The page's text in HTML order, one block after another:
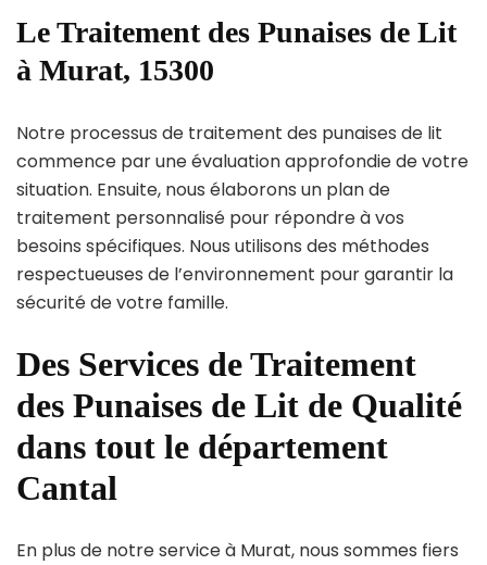
Le Traitement des Punaises de Lit
à Murat, 15300
Notre processus de traitement des punaises de lit
commence par une évaluation approfondie de votre
situation. Ensuite, nous élaborons un plan de
traitement personnalisé pour répondre à vos
besoins spécifiques. Nous utilisons des méthodes
respectueuses de l’environnement pour garantir la
sécurité de votre famille.
Des Services de Traitement
des Punaises de Lit de Qualité
dans tout le département
Cantal
En plus de notre service à Murat, nous sommes fiers